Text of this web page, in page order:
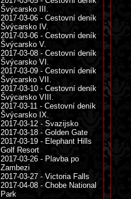
Švýcarsko III.
2017-03-06 - Cestovní deník
Švýcarsko IV.
2017-03-06 - Cestovní deník
Švýcarsko V.
2017-03-08 - Cestovní deník
Švýcarsko VI.
2017-03-09 - Cestovní deník
Švýcarsko VII.
2017-03-10 - Cestovní deník
Švýcarsko VIII.
2017-03-11 - Cestovní deník
Švýcarsko IX.
2017-03-12 - Svazijsko
2017-03-18 - Golden Gate
2017-03-19 - Elephant Hills
Golf Resort
2017-03-26 - Plavba po
Zambezi
2017-03-27 - Victoria Falls
2017-04-08 - Chobe National
Park